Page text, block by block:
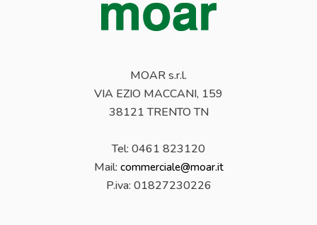
MOAR s.r.l.
VIA EZIO MACCANI, 159
38121 TRENTO TN
Tel: 0461 823120
Mail: commerciale@moar.it
P.iva: 01827230226